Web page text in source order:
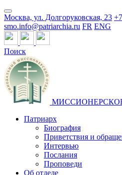
Москва, ул. Долгоруковская, 23
smo.info@patriarchia.ru FR ENG
Поиск
Патриарх
Биография
Приветствия и
Интервью
Послания
Проповеди
Об отделе